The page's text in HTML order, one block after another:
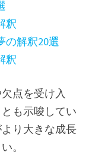
釈
の解釈20選
釈
点を受け入
も示唆してい
り大きな成長
。